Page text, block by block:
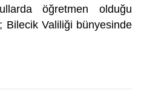
öğretmen olduğu
Bilecik Valiliği bünyesinde